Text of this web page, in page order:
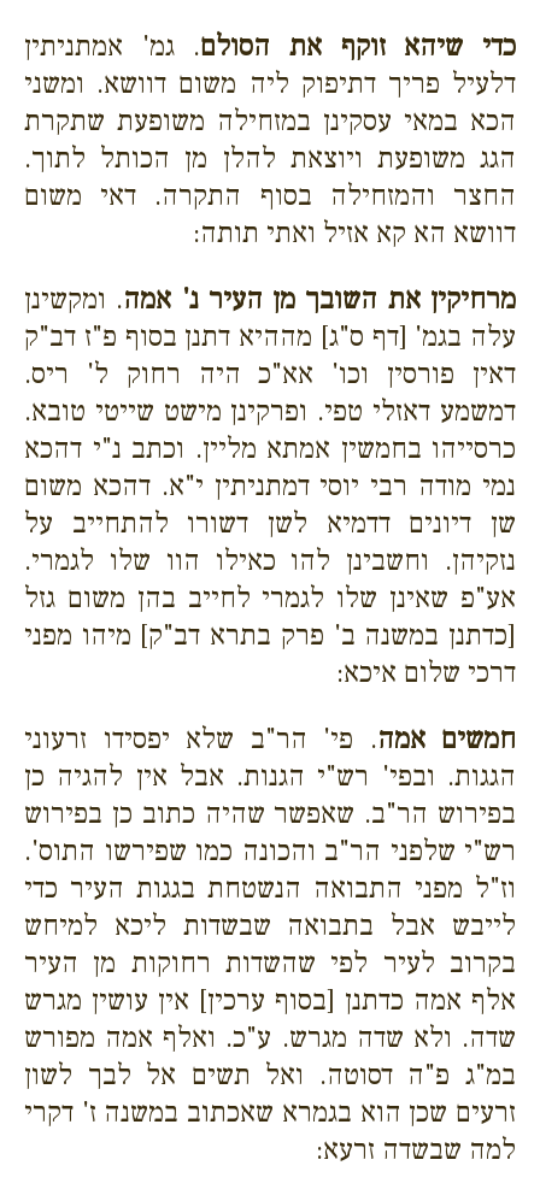
כדי שיהא זוקף את הסולם. גמ' אמתניתין
דלעיל פריך דתיפוק ליה משום דוושא. ומשני
הכא במאי עסקינן במזחילה משופעת שתקרת
הגג משופעת ויוצאת להלן מן הכותל לתוך.
החצר והמזחילה בסוף התקרה. דאי משום
דוושא הא קא אזיל ואתי תותה:
מרחיקין את השובך מן העיר נ' אמה. ומקשינן
עלה בגמ' [דף ס"ג] מההיא דתנן בסוף פ"ז דב"ק
דאין פורסין וכו' אא"כ היה רחוק ל' ריס.
דמשמע דאזלי טפי. ופרקינן מישט שייטי טובא.
כרסייהו בחמשין אמתא מליין. וכתב נ"י דהכא
נמי מודה רבי יוסי דמתניתין י"א. דהכא משום
שן דיונים דדמיא לשן דשורו להתחייב על
נזקיהן. וחשבינן להו כאילו הוו שלו לגמרי.
אע"פ שאינן שלו לגמרי לחייב בהן משום גזל
[כדתנן במשנה ב' פרק בתרא דב"ק] מיהו מפני
דרכי שלום איכא:
חמשים אמה. פי' הר"ב שלא יפסידו זרעוני
הגגות. ובפי' רש"י הגנות. אבל אין להגיה כן
בפירוש הר"ב. שאפשר שהיה כתוב כן בפירוש
רש"י שלפני הר"ב והכונה כמו שפירשו התוס'.
וז"ל מפני התבואה הנשטחת בגגות העיר כדי
לייבש אבל בתבואה שבשדות ליכא למיחש
בקרוב לעיר לפי שהשדות רחוקות מן העיר
אלף אמה כדתנן [בסוף ערכין] אין עושין מגרש
שדה. ולא שדה מגרש. ע"כ. ואלף אמה מפורש
במ"ג פ"ה דסוטה. ואל תשים אל לבך לשון
זרעים שכן הוא בגמרא שאכתוב במשנה ז' דקרי
למה שבשדה זרעא: